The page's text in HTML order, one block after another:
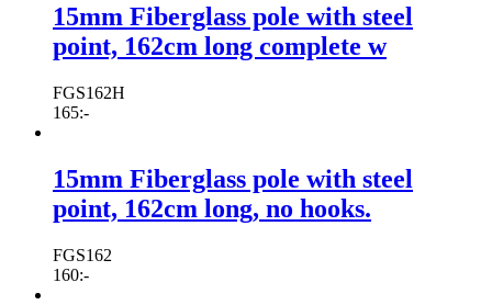
15mm Fiberglass pole with steel
point, 162cm long complete w
FGS162H
165:-
15mm Fiberglass pole with steel
point, 162cm long, no hooks.
FGS162
160:-